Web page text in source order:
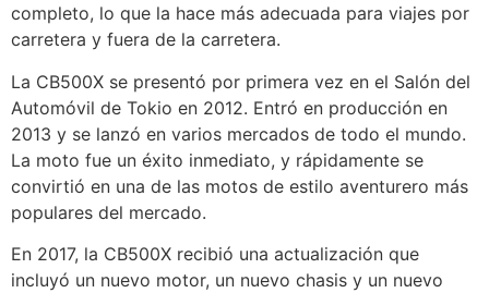
completo, lo que la hace más adecuada para viajes por
carretera y fuera de la carretera.
La CB500X se presentó por primera vez en el Salón del
Automóvil de Tokio en 2012. Entró en producción en
2013 y se lanzó en varios mercados de todo el mundo.
La moto fue un éxito inmediato, y rápidamente se
convirtió en una de las motos de estilo aventurero más
populares del mercado.
En 2017, la CB500X recibió una actualización que
incluyó un nuevo motor, un nuevo chasis y un nuevo